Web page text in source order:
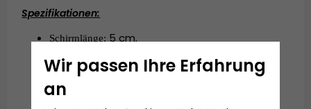
Spezifikationen:
Schirmlänge: 5 cm.
Hergestellt aus100Prozent ökologische
Baumwolle
Baumwolle
Wir passen Ihre Erfahrung
an